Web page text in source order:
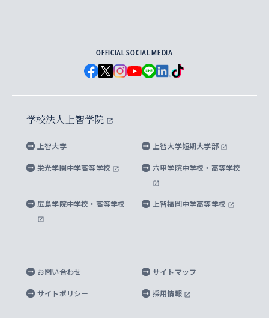
経済学研究科
グローバル・スタディーズ研究科
メディア・ジャーナリズム研究所
水稀少社会研究センター
先進機械・構造材料イノベーションセンター
マイクロ波サイエンス研究センター
学部入学前に出願する奨学金
国による高等教育の修学支援新制度
大学院生対象の奨学金
海外留学する際の費用と奨学金
卒業生とのネットワーク
父母・保証人とのネットワーク
学外とのネットワーク
上智大学の出版物
上智大学大学案内・大学院案内
英文広報誌 SOPHIA magazine
上智大学のビジュアル・アイデンティティ
上智大学ビジュアル・アイデンティティ
上智大学校歌 ・上智大学学生歌
上智大学への取材・キャンパスでの撮影について
上智大学の公開情報
上智大学の教育研究活動等の情報公表
内部質保証と自己点検・評価
キャンパス案内
四谷キャンパス 施設紹介
キャンパスへのアクセス
海外拠点
教職協働の取り組み
プライバシーポリシー
OFFICIAL SOCIAL MEDIA
学校法人上智学院
上智大学 上智大学短期大学部
栄光学園中学高等学校 六甲学院中学校・高等学校
広島学院中学校・高等学校 上智福岡中学高等学校
お問い合わせ サイトマップ
サイトポリシー 採用情報